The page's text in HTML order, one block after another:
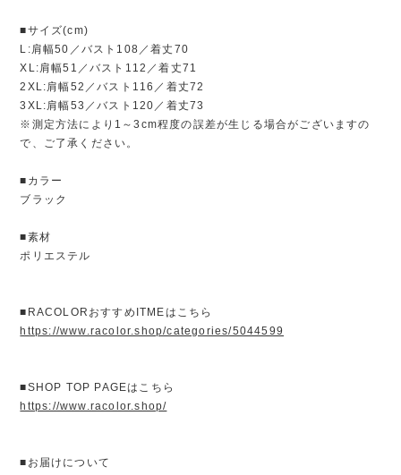
■サイズ(cm)
L:肩幅50／バスト108／着丈70
XL:肩幅51／バスト112／着丈71
2XL:肩幅52／バスト116／着丈72
3XL:肩幅53／バスト120／着丈73
※測定方法により1～3cm程度の誤差が生じる場合がございますの
で、ご了承ください。
■カラー
ブラック
■素材
ポリエステル
■RACOLORおすすめITMEはこちら
https://www.racolor.shop/categories/5044599
■SHOP TOP PAGEはこちら
https://www.racolor.shop/
■お届けについて